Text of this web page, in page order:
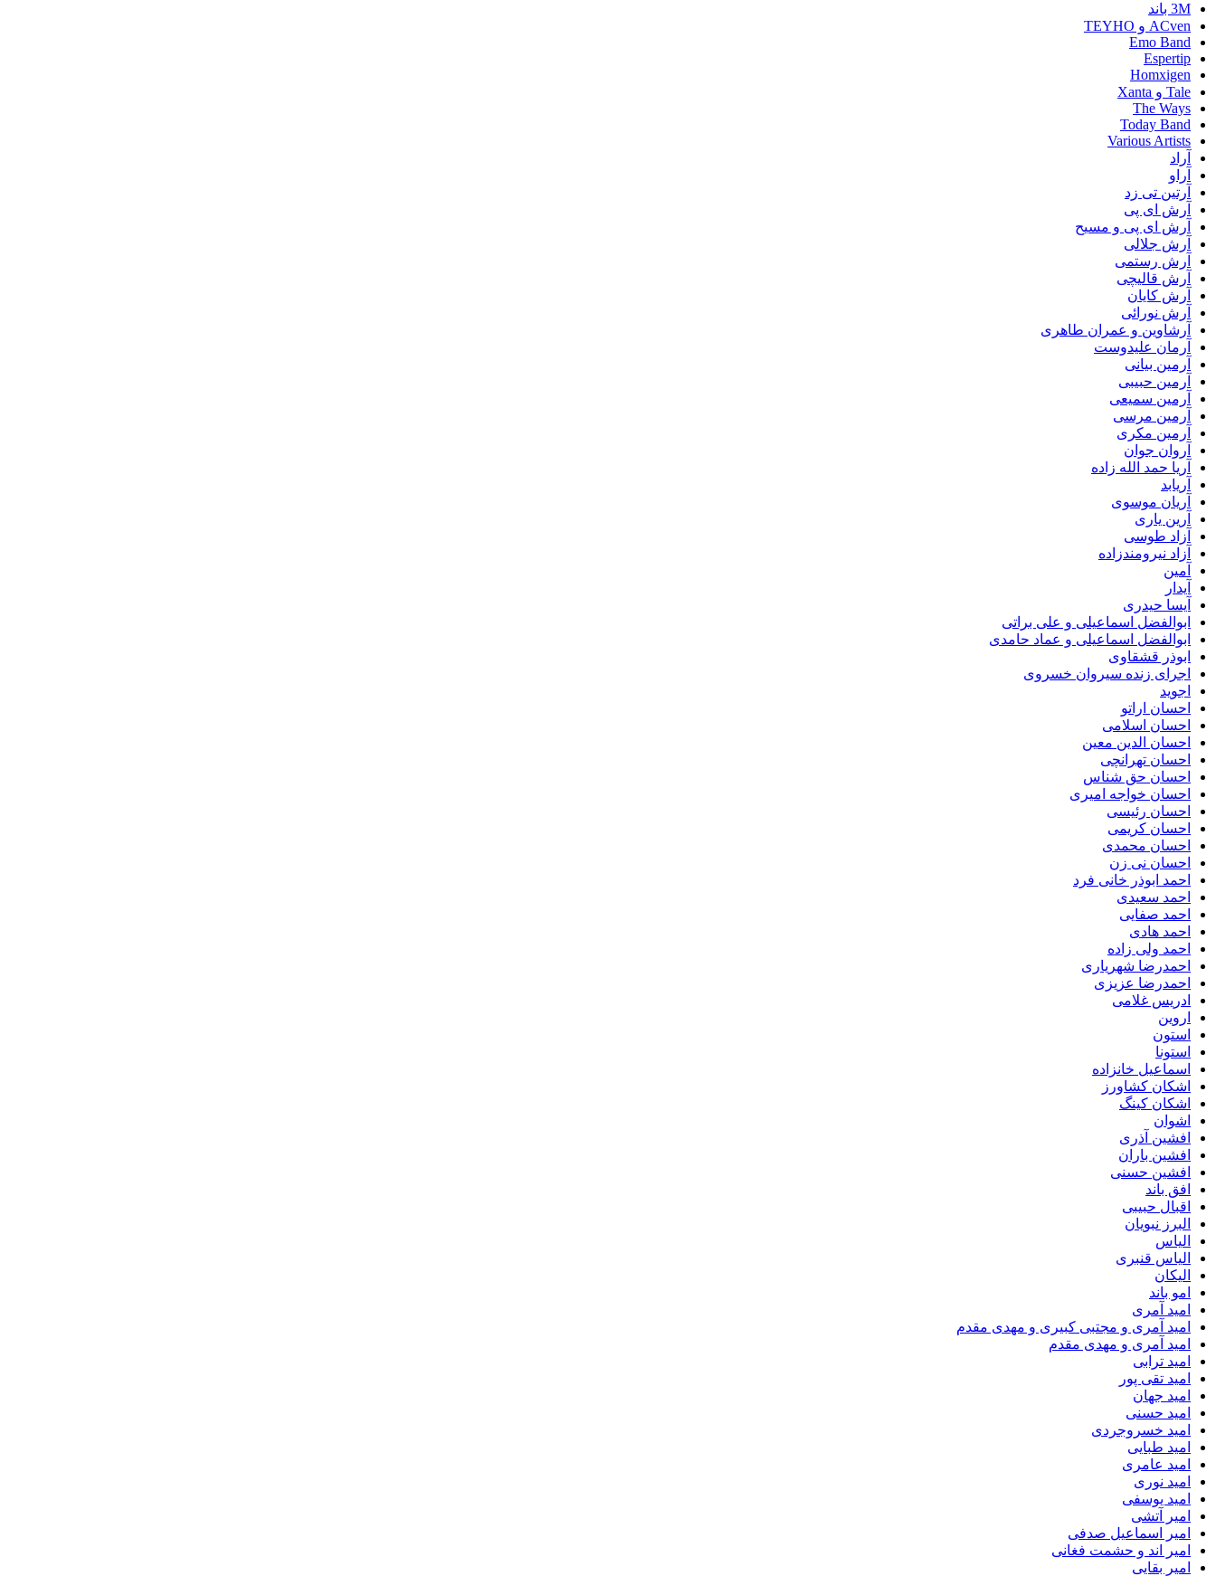
3M باند
ACven و TEYHO
Emo Band
Espertip
Homxigen
Tale و Xanta
The Ways
Today Band
Various Artists
آراد
آراو
آرتین تی زد
آرش ای پی
آرش ای پی و مسیح
آرش جلالی
آرش رستمی
آرش قالیچی
آرش کایان
آرش نورائی
آرشاوین و عمران طاهری
آرمان علیدوست
آرمین بیانی
آرمین حبیبی
آرمین سمیعی
آرمین مرسی
آرمین مکری
آروان جوان
آریا حمد الله زاده
آریابد
آریان موسوی
آرین یاری
آزاد طوسی
آزاد نیرومندزاده
آمین
آیدار
آیسا حیدری
ابوالفضل اسماعیلی و علی براتی
ابوالفضل اسماعیلی و عماد حامدی
ابوذر قشقاوی
اجرای زنده سیروان خسروی
اجوید
احسان اراتو
احسان اسلامی
احسان الدین معین
احسان تهرانچی
احسان حق شناس
احسان خواجه امیری
احسان رئیسی
احسان کریمی
احسان محمدی
احسان نی زن
احمد ابوذر خانی فرد
احمد سعیدی
احمد صفایی
احمد هادی
احمد ولی زاده
احمدرضا شهریاری
احمدرضا عزیزی
ادریس غلامی
اروین
استون
استونا
اسماعیل خانزاده
اشکان کشاورز
اشکان کینگ
اشوان
افشین آذری
افشین باران
افشین حسنی
افق باند
اقبال حبیبی
البرز نبویان
الیاس
الیاس قنبرى
الیکان
امو باند
امید آمری
امید آمری و مجتبی کبیری و مهدى مقدم
امید آمری و مهدی مقدم
امید ترابی
امید تقی پور
امید جهان
امید حسنی
امید خسروجردی
امید طبایی
امید عامری
امید نوری
امید یوسفی
امیر آتشی
امیر اسماعیل صدفی
امیر اند و حشمت فغانی
امیر بقایی